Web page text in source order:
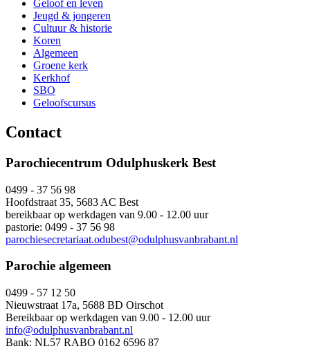
Geloof en leven
Jeugd & jongeren
Cultuur & historie
Koren
Algemeen
Groene kerk
Kerkhof
SBO
Geloofscursus
Contact
Parochiecentrum Odulphuskerk Best
0499 - 37 56 98
Hoofdstraat 35, 5683 AC Best
bereikbaar op werkdagen van 9.00 - 12.00 uur
pastorie: 0499 - 37 56 98
parochiesecretariaat.odubest@odulphusvanbrabant.nl
Parochie algemeen
0499 - 57 12 50
Nieuwstraat 17a, 5688 BD Oirschot
Bereikbaar op werkdagen van 9.00 - 12.00 uur
info@odulphusvanbrabant.nl
Bank: NL57 RABO 0162 6596 87